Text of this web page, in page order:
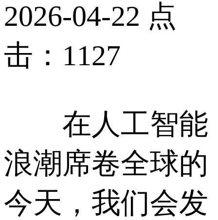
2026-04-22 点
击：1127
在人工智能
浪潮席卷全球的
今天，我们会发